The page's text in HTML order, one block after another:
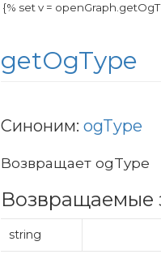
getOgType
Синоним: ogType
Возвращает ogType
Возвращаемые
string